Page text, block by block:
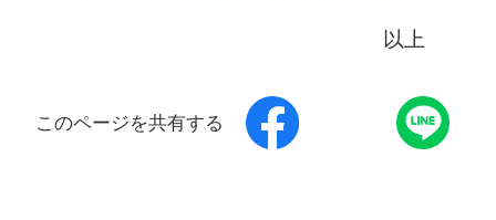
以上
このページを共有する